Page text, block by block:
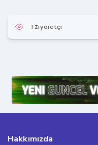
1 Ziyaretçi
Hakkımızda